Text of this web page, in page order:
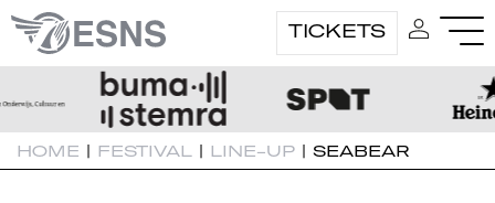
TICKETS
HOME | FESTIVAL | LINE-UP | SEABEAR